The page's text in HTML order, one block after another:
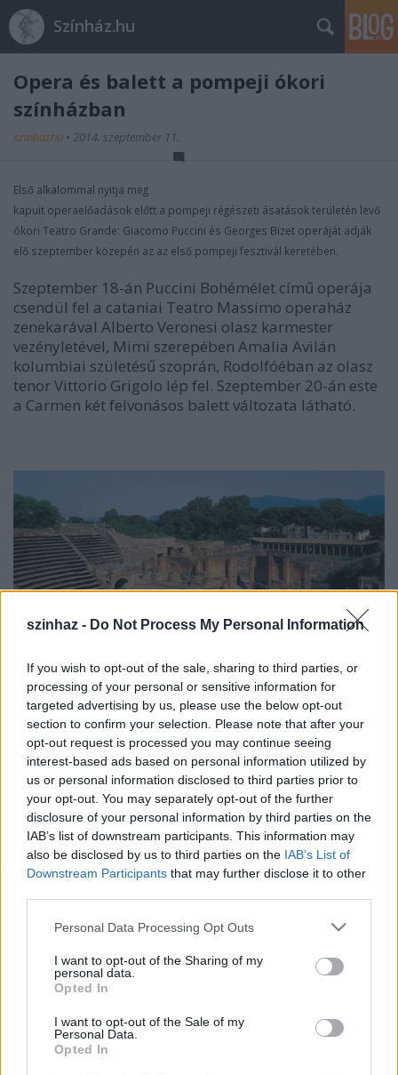
szinhaz - Do Not Process My Personal Information
If you wish to opt-out of the sale, sharing to third parties, or
processing of your personal or sensitive information for
targeted advertising by us, please use the below opt-out
section to confirm your selection. Please note that after your
opt-out request is processed you may continue seeing
interest-based ads based on personal information utilized by
us or personal information disclosed to third parties prior to
your opt-out. You may separately opt-out of the further
disclosure of your personal information by third parties on the
IAB’s list of downstream participants. This information may
also be disclosed by us to third parties on the IAB’s List of
Downstream Participants that may further disclose it to other
Please note that this website/app uses one or more Google
not limited to your visit or usage behaviour. You may click to
grant or deny consent to Google and its third-party tags to
use your data for below specified purposes in below Google
consent section.
Personal Data Processing Opt Outs
I want to opt-out of the Sharing of my
personal data.
Opted In
I want to opt-out of the Sale of my
Personal Data.
Opted In
Színház.hu
Opera és balett a pompeji ókori
színházban
szinhazhu • 2014. szeptember 11.
Első alkalommal nyitja meg
kapuit operaelőadások előtt a pompeji régészeti ásatások területén levő
ókori Teatro Grande: Giacomo Puccini és Georges Bizet operáját adják
elő szeptember közepén az az első pompeji fesztivál keretében.
Szeptember 18-án Puccini Bohémélet című operája
csendül fel a cataniai Teatro Massimo operaház
zenekarával Alberto Veronesi olasz karmester
vezényletével, Mimi szerepében Amalia Avilán
kolumbiai születésű szoprán, Rodolfóéban az olasz
tenor Vittorio Grigolo lép fel. Szeptember 20-án este
a Carmen két felvonásos balett változata látható.
Mindkét darabnak rendkívüli díszletet ad a Krisztus
előtti 2. században emelt szabadtéri pompeji
színház. A szeptemberi bemutatkozás kísérleti
jellegű annak felmérésére, hogy Pompejiben lehet-e
a veronai arénához hasonló operaszezont rendezni -
mondta el a fesztiválprogram bemutatásakor Dario
Franceschini olasz kulturális miniszter.
A pompeji fesztivál nem titkolt célja a régészeti
terület kulturális értékének növelése - hangoztatta
az olasz miniszter. Dario Franceschini elmondta:
szeptember első vasárnapján mintegy 18 ezer
látogatója volt az ásatásoknak. Közülük lehet, hogy
sokan egy esti operára is visszatérnének.